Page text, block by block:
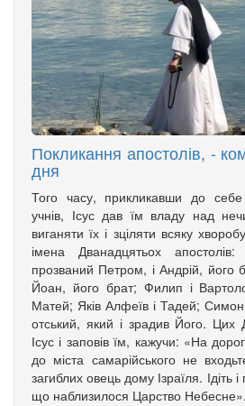
Покликання апостолів, -
дня
Того часу, прикликавши до себе
учнів, Ісус дав їм владу над
вига­няти їх і зціляти всяку
імена Дванадцятьох
прозваний Петром, і Андрій, його
Йоан, його брат; Филип і
Матей; Яків Алфеїв і Та­дей; Симон
от­ський, який і зрадив Його. Цих
Ісус і заповів їм, кажучи: «На
до міста самарійського не
загиблих овець дому Ізраїля. Ідіть
що наблизилося Царство Небесне».